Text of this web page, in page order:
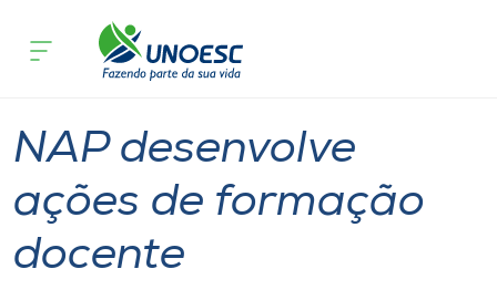
Cursos
Pesquisa
Atendimento ao Estudante
NAP desenvolve
ações de formação
docente